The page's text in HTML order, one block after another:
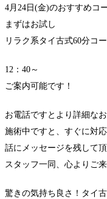
4月24日(金)のおすすめコ
まずはお試し
リラク系タイ古式60分コー
12：40～
ご案内可能です！
お電話ですとより詳細な
施術中ですと、すぐに対
話にメッセージを残して
スタッフ一同、心よりご
驚きの気持ち良さ！タイ